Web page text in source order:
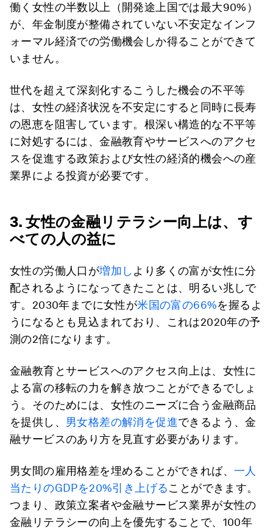
働く女性の半数以上（開発途上国では最大90%）
が、年金制度が整備されていない不安定なインフ
ォーマル経済での労働機会しか得ることができて
いません。
世代を超えて深刻化するこうした機会の不平等
は、女性の経済状況を不安定にすると同時に長寿
の恩恵を阻害しています。根深い構造的な不平等
に対処するには、金融教育やサービスへのアクセ
スを促進する政策および女性の経済的機会への産
業界による投資が必要です。
3. 女性の金融リテラシー向上は、す
べての人の益に
女性の労働人口が増加し より多くの富が女性に分
配されるようになってきたことは、明るい兆しで
す。2030年までに女性が米国の富の66%を握るよ
うになるとも見込まれており、これは2020年の予
測の2倍になります。
金融教育とサービスへのアクセス向上は、女性に
よる富の移転の力を解き放つことができるでしょ
う。そのためには、女性のニーズに合う金融商品
を提供し、 男女格差の解消を促進できるよう、金
融サービスのあり方を見直す必要があります。
男女間の雇用格差を埋めることができれば、 一人
当たりのGDPを20%引き上げることができます。
つまり、政策立案者や金融サービス業界が女性の
金融リテラシーの向上を優先することで、100年